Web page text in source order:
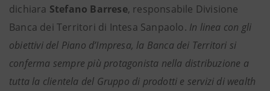
dichiara Stefano Barrese, responsabile Divisione
Banca dei Territori di Intesa Sanpaolo. In linea con gli
obiettivi del Piano d’Impresa, la Banca dei Territori si
conferma sempre più protagonista nella distribuzione a
tutta la clientela del Gruppo di prodotti e servizi di wealth